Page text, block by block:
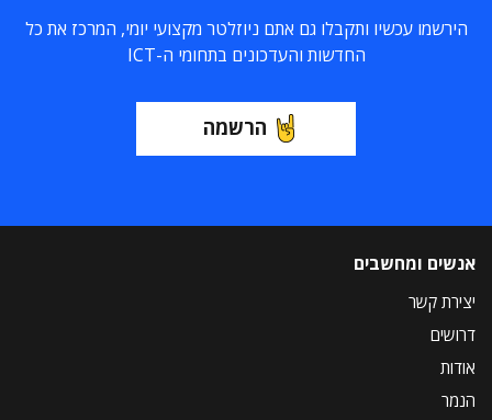
הירשמו עכשיו ותקבלו גם אתם ניוזלטר מקצועי יומי, המרכז את כל
החדשות והעדכונים בתחומי ה-ICT
הרשמה
אנשים ומחשבים
יצירת קשר
דרושים
אודות
הנמר